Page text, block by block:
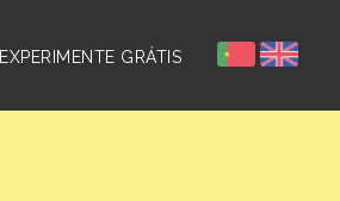
EXPERIMENTE GRÁTIS